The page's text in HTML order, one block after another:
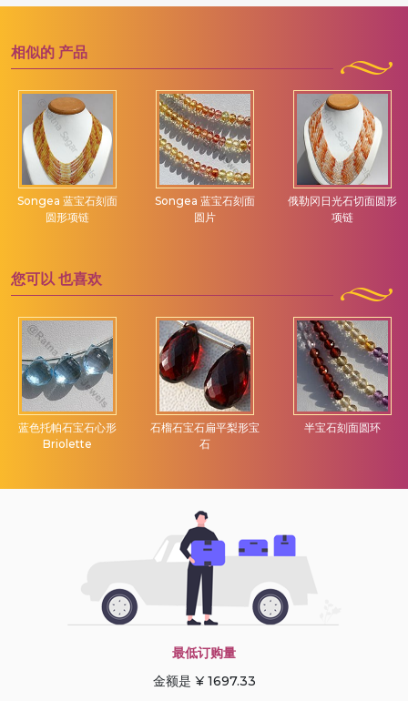
相似的 产品
Songea 蓝宝石刻面
圆形项链
Songea 蓝宝石刻面
圆片
俄勒冈日光石切面圆形
项链
您可以 也喜欢
蓝色托帕石宝石心形
Briolette
石榴石宝石扁平梨形宝
石
半宝石刻面圆环
最低订购量
金额是 ¥ 1697.33